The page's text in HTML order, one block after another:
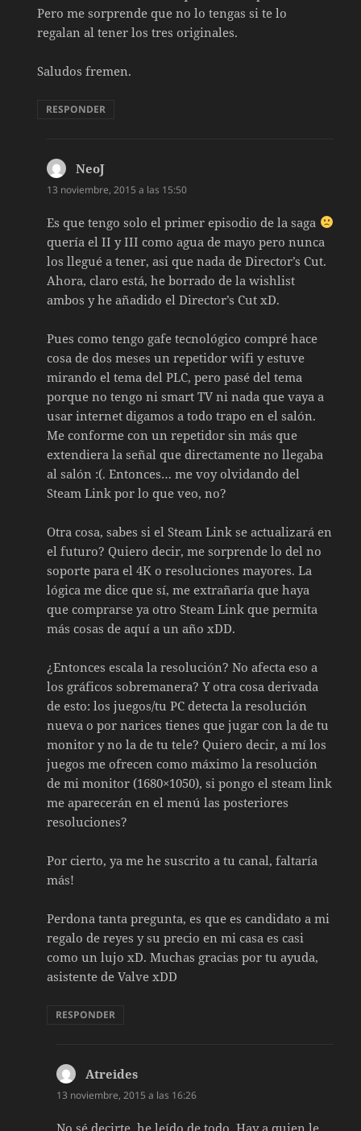
Pero me sorprende que no lo tengas si te lo
regalan al tener los tres originales.
Saludos fremen.
RESPONDER
NeoJ
13 noviembre, 2015 a las 15:50
Es que tengo solo el primer episodio de la saga
quería el II y III como agua de mayo pero nunca
los llegué a tener, asi que nada de Director’s Cut.
Ahora, claro está, he borrado de la wishlist
ambos y he añadido el Director’s Cut xD.
Pues como tengo gafe tecnológico compré hace
cosa de dos meses un repetidor wifi y estuve
mirando el tema del PLC, pero pasé del tema
porque no tengo ni smart TV ni nada que vaya a
usar internet digamos a todo trapo en el salón.
Me conforme con un repetidor sin más que
extendiera la señal que directamente no llegaba
al salón :(. Entonces… me voy olvidando del
Steam Link por lo que veo, no?
Otra cosa, sabes si el Steam Link se actualizará en
el futuro? Quiero decir, me sorprende lo del no
soporte para el 4K o resoluciones mayores. La
lógica me dice que sí, me extrañaría que haya
que comprarse ya otro Steam Link que permita
más cosas de aquí a un año xDD.
¿Entonces escala la resolución? No afecta eso a
los gráficos sobremanera? Y otra cosa derivada
de esto: los juegos/tu PC detecta la resolución
nueva o por narices tienes que jugar con la de tu
monitor y no la de tu tele? Quiero decir, a mí los
juegos me ofrecen como máximo la resolución
de mi monitor (1680×1050), si pongo el steam link
me aparecerán en el menú las posteriores
resoluciones?
Por cierto, ya me he suscrito a tu canal, faltaría
más!
Perdona tanta pregunta, es que es candidato a mi
regalo de reyes y su precio en mi casa es casi
como un lujo xD. Muchas gracias por tu ayuda,
asistente de Valve xDD
RESPONDER
Atreides
13 noviembre, 2015 a las 16:26